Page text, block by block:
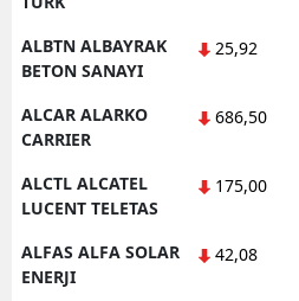
ALBTN ALBAYRAK
BETON SANAYI
25,92
ALCAR ALARKO
CARRIER
686,50
ALCTL ALCATEL
LUCENT TELETAS
175,00
ALFAS ALFA SOLAR
ENERJI
42,08